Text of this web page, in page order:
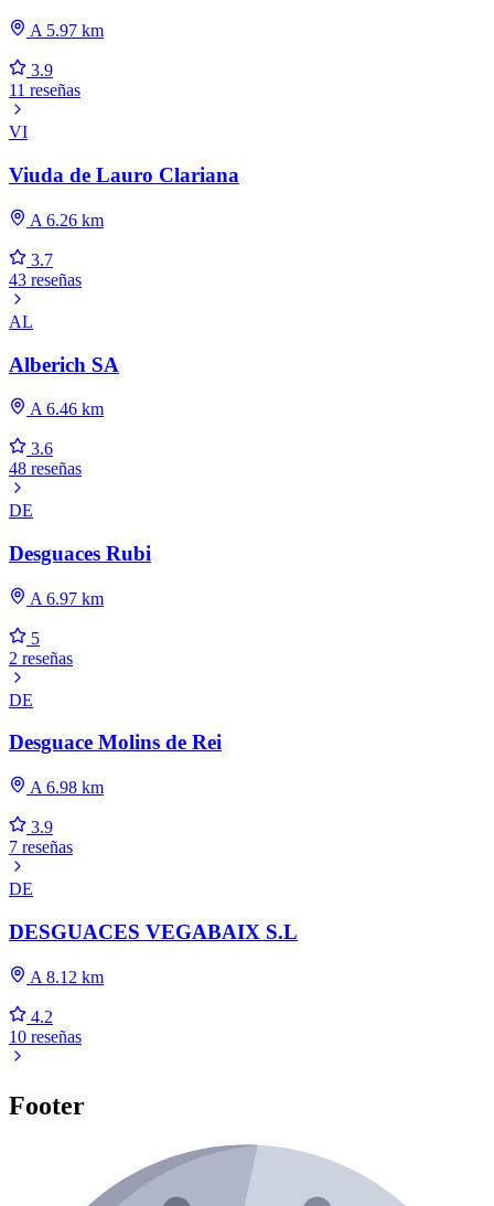
A 5.97 km
3.9
11 reseñas
VI
Viuda de Lauro Clariana
A 6.26 km
3.7
43 reseñas
AL
Alberich SA
A 6.46 km
3.6
48 reseñas
DE
Desguaces Rubi
A 6.97 km
5
2 reseñas
DE
Desguace Molins de Rei
A 6.98 km
3.9
7 reseñas
DE
DESGUACES VEGABAIX S.L
A 8.12 km
4.2
10 reseñas
Footer